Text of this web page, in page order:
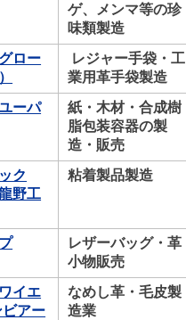
ゲ、メンマ等の珍
味類製造
ロー
レジャー手袋・工
業用革手袋製造
ーパ
紙・木材・合成樹
脂包装容器の製
造・販売
ク
野工
粘着製品製造
レザーバッグ・革
小物販売
イエ
ビアー
なめし革・毛皮製
造業